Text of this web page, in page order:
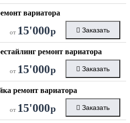
вариатора
от 15'000р Заказать
ремонт вариатора
от 15'000р Заказать
ремонт вариатора
от 15'000р Заказать